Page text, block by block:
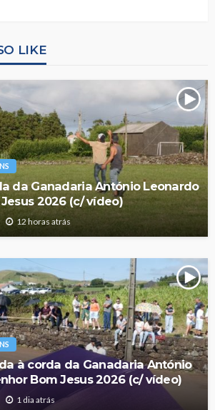
LIKE
da Ganadaria António Leonardo
2026 (c/ vídeo)
12 horas atrás
à corda da Ganadaria António
Bom Jesus 2026 (c/ vídeo)
1 dia atrás